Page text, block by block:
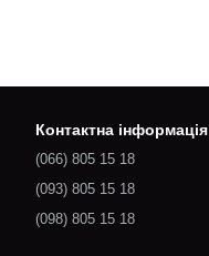
Контактна інформація
(066) 805 15 18
(093) 805 15 18
(098) 805 15 18